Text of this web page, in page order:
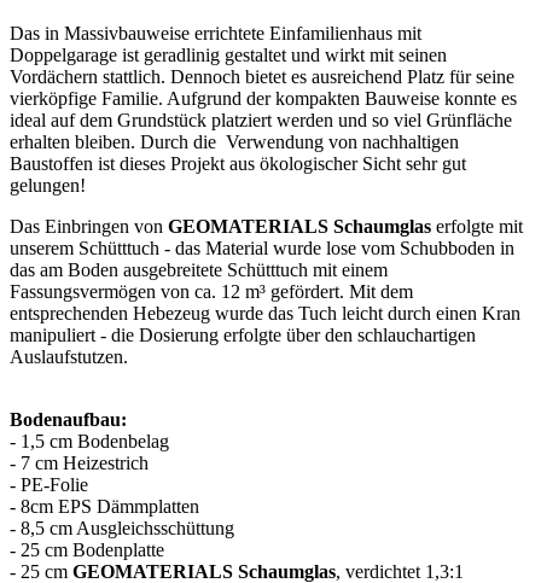
Das in Massivbauweise errichtete Einfamilienhaus mit
Doppelgarage ist geradlinig gestaltet und wirkt mit seinen
Vordächern stattlich. Dennoch bietet es ausreichend Platz für seine
vierköpfige Familie. Aufgrund der kompakten Bauweise konnte es
ideal auf dem Grundstück platziert werden und so viel Grünfläche
erhalten bleiben. Durch die Verwendung von nachhaltigen
Baustoffen ist dieses Projekt aus ökologischer Sicht sehr gut
gelungen!
Das Einbringen von GEOMATERIALS Schaumglas erfolgte mit
unserem Schütttuch - das Material wurde lose vom Schubboden in
das am Boden ausgebreitete Schütttuch mit einem
Fassungsvermögen von ca. 12 m³ gefördert. Mit dem
entsprechenden Hebezeug wurde das Tuch leicht durch einen Kran
manipuliert - die Dosierung erfolgte über den schlauchartigen
Auslaufstutzen.
Bodenaufbau:
- 1,5 cm Bodenbelag
- 7 cm Heizestrich
- PE-Folie
- 8cm EPS Dämmplatten
- 8,5 cm Ausgleichsschüttung
- 25 cm Bodenplatte
- 25 cm GEOMATERIALS Schaumglas, verdichtet 1,3:1